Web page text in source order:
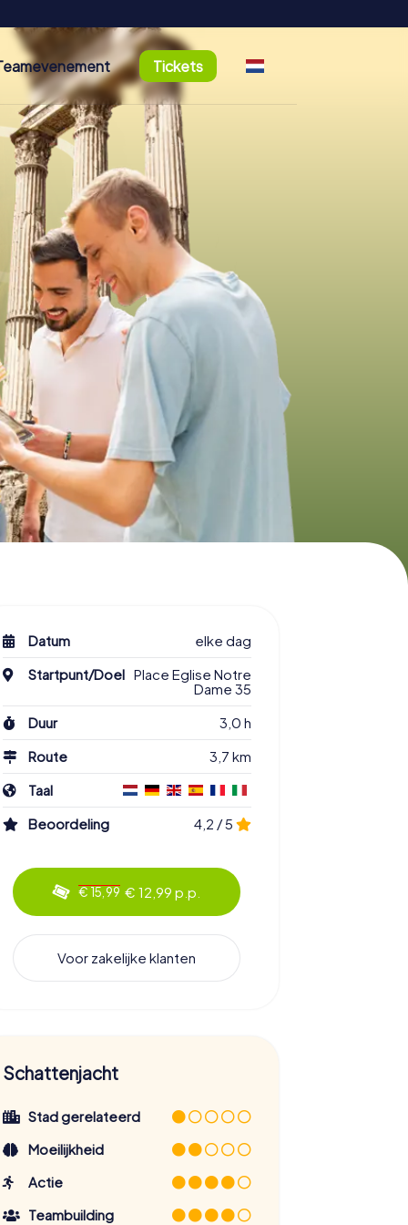
Tickets
Datum
elke dag
Startpunt/Doel Place Eglise Notre
Dame 35
Duur
3,0 h
Route
3,7 km
Taal
Beoordeling
4,2 / 5
€ 15,99 € 12,99 p.p.
Voor zakelijke klanten
Schattenjacht
Stad gerelateerd
Moeilijkheid
Actie
Teambuilding